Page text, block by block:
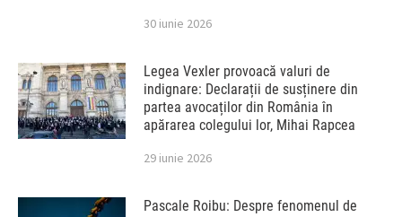
30 iunie 2026
Legea Vexler provoacă valuri de
indignare: Declarații de susținere din
partea avocaților din România în
apărarea colegului lor, Mihai Rapcea
29 iunie 2026
Pascale Roibu: Despre fenomenul de